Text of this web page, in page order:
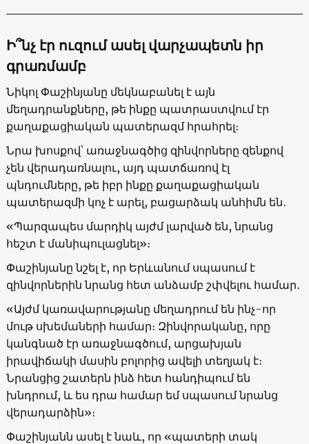
Ի՞նչ էր ուզում ասել վարչապետն իր
գրառմամբ
Նիկոլ Փաշինյանը մեկնաբանել է այն
մեղադրանքները, թե ինքը պատրաստվում էր
քաղաքացիական պատերազմ հրահրել։
Նրա խոսքով՝ առաջնագծից զինվորները զենքով
չեն վերադառնալու, այդ պատճառով էլ
պնդումները, թե իբր ինքը քաղաքացիական
պատերազմի կոչ է արել, բացարձակ անհիմն են․
«Պարզապես մարդիկ այժմ լարված են, նրանց
հեշտ է մանիպուլացնել»։
Փաշինյանը նշել է, որ Երևանում սպասում է
զինվորներին նրանց հետ անձամբ շփվելու համար․
«Այժմ կառավարությանը մեղադրում են ինչ-որ
մութ սխեմաների համար։ Զինվորականը, որը
կանգնած էր առաջնագծում, արցախյան
իրավիճակի մասին բոլորից ավելի տեղյակ է։
Նրանցից շատերն ինձ հետ հանդիպում են
խնդրում, և ես դրա համար եմ սպասում նրանց
վերադարձին»։
Փաշինյանն ասել է նաև, որ «պատերի տակ